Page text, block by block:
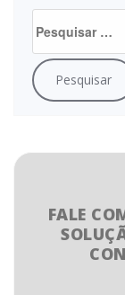
FALE